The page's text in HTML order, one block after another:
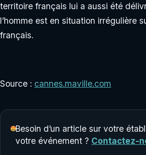
territoire français lui a aussi été
l’homme est en situation irrégulière
français.
Source : cannes.maville.com
Besoin d’un article sur votre
votre événement ? Contactez-